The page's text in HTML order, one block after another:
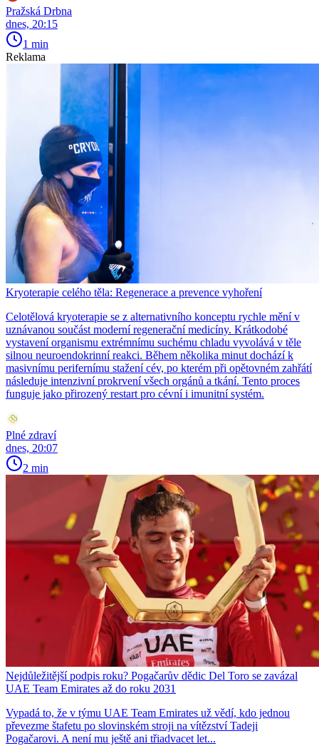
Pražská Drbna
dnes, 20:15
1 min
Reklama
Kryoterapie celého těla: Regenerace a prevence vyhoření
Celotělová kryoterapie se z alternativního konceptu rychle mění v
uznávanou součást moderní regenerační medicíny. Krátkodobé
vystavení organismu extrémnímu suchému chladu vyvolává v těle
silnou neuroendokrinní reakci. Během několika minut dochází k
masivnímu perifernímu stažení cév, po kterém při opětovném zahřátí
následuje intenzivní prokrvení všech orgánů a tkání. Tento proces
funguje jako přirozený restart pro cévní i imunitní systém.
Plné zdraví
dnes, 20:07
2 min
Nejdůležitější podpis roku? Pogačarův dědic Del Toro se zavázal
UAE Team Emirates až do roku 2031
Vypadá to, že v týmu UAE Team Emirates už vědí, kdo jednou
převezme štafetu po slovinském stroji na vítězství Tadeji
Pogačarovi. A není mu ještě ani třiadvacet let...